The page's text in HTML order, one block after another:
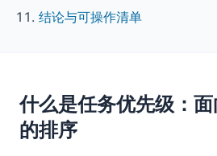
结论与可操作清单
什么是任务优先级：
的排序